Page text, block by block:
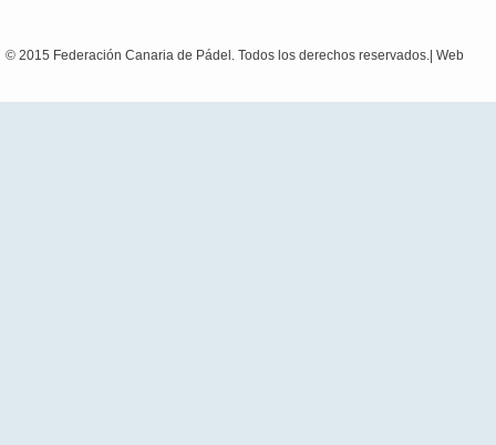
© 2015 Federación Canaria de Pádel. Todos los derechos reservados.| Web